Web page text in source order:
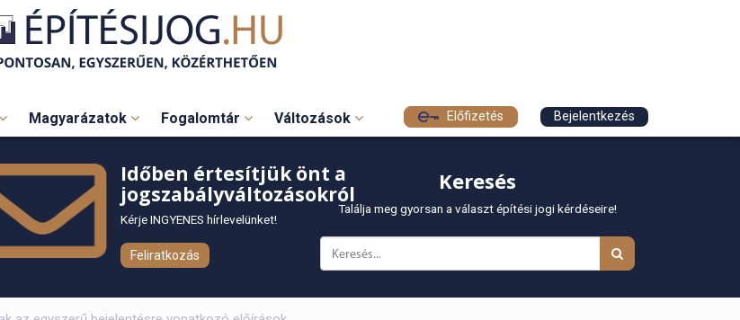
Magyarázatok Fogalomtár Változások Előfizetés Bejelentkezés
Időben értesítjük önt a
jogszabályváltozásokról
Kérje INGYENES hírlevelünket!
Feliratkozás
Keresés
Találja meg gyorsan a választ építési jogi kérdéseire!